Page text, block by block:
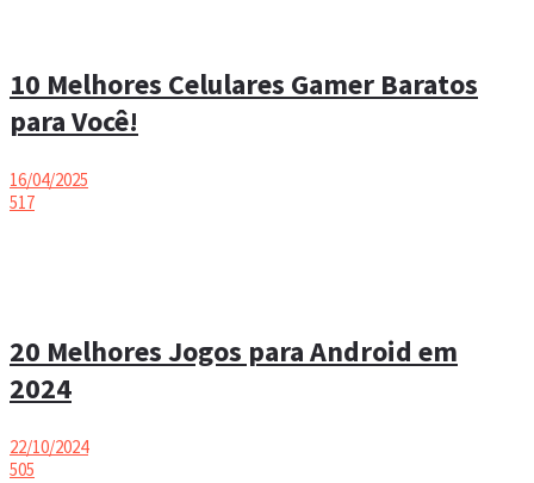
10 Melhores Celulares Gamer Baratos
para Você!
16/04/2025
517
20 Melhores Jogos para Android em
2024
22/10/2024
505